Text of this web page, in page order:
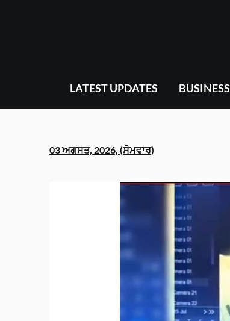
LATEST UPDATES BUSINESS
03 ਅਗਸਤ, 2026, (ਸੋਮਵਾਰ)